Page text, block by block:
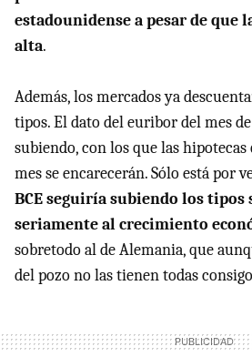
estadounidense a pesar de que
alta.
Además, los mercados ya
tipos. El dato del euribor del mes
subiendo, con los que las hipotecas
mes se encarecerán. Sólo está por
BCE seguiría subiendo los tipos
seriamente al crecimiento
sobretodo al de Alemania, que
del pozo no las tienen todas